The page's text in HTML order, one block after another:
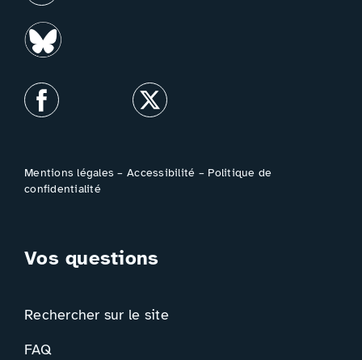
Mentions légales –Accessibilité – Politique de
confidentialité
Vos questions
Rechercher sur le site
FAQ